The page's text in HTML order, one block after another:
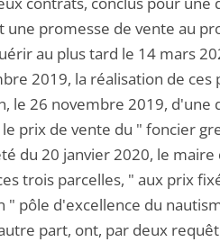
promesse de vente au
au plus tard le 14 mars
2019, la réalisation de ces
le 26 novembre 2019, d'une
prix de vente du " foncier
du 20 janvier 2020, le maire
trois parcelles, " aux prix
pôle d'excellence du
part, ont, par deux